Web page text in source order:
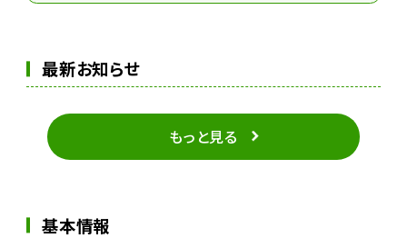
最新お知らせ
もっと見る
基本情報